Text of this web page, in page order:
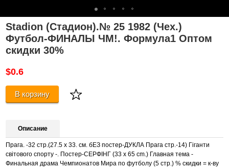
Stadion (Стадион).№ 25 1982 (Чех.)
Футбол-ФИНАЛЬІ ЧМ!. Формула1 Оптом
скидки 30%
$0.6
В корзину
Описание
Прага. -32 стр.(27.5 х 33. см. бЕЗ постер-ДУКЛА Прага стр.-14) Гіганти
світового спорту -. Постер-СЕРФІНГ (33 х 65 сm.) Главная тема -
Финальная драма Чемпионатов Мира по футболу (5 стр.) % скидки = к-ву